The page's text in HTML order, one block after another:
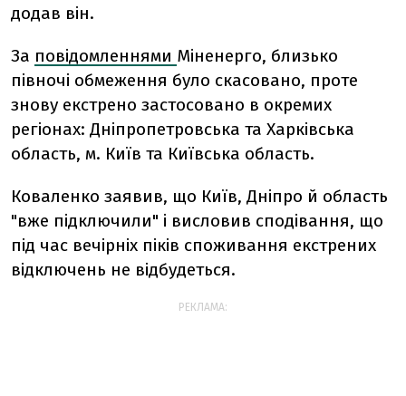
додав він.
За повідомленнями Міненерго, близько
півночі обмеження було скасовано, проте
знову екстрено застосовано в окремих
регіонах: Дніпропетровська та Харківська
область, м. Київ та Київська область.
Коваленко заявив, що Київ, Дніпро й область
"вже підключили" і висловив сподівання, що
під час вечірніх піків споживання екстрених
відключень не відбудеться.
РЕКЛАМА: